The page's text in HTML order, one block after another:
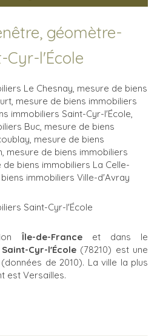
géomètre-
Cyr-l'École
Le Chesnay, mesure de biens
, mesure de biens immobiliers
immobiliers Saint-Cyr-l'École,
Buc, mesure de biens
, mesure de biens
, mesure de biens immobiliers
de biens immobiliers La Celle-
immobiliers Ville-d'Avray
Saint-Cyr-l'École
Île-de-Franceet dans le
Saint-Cyr-l'École(78210) est une
de 2010). La ville la plus
est Versailles.